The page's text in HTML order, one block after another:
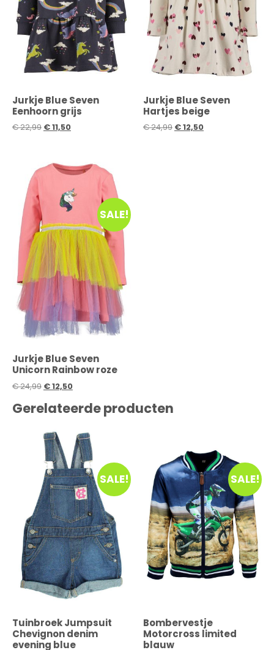
Jurkje Blue Seven
Eenhoorn grijs
€22,99 €11,50
Jurkje Blue Seven
Hartjes beige
€24,99 €12,50
SALE!
Jurkje Blue Seven
Unicorn Rainbow roze
€24,99 €12,50
Gerelateerde producten
SALE!
Tuinbroek Jumpsuit
Chevignon denim
evening blue
SALE!
Bombervestje
Motorcross limited
blauw